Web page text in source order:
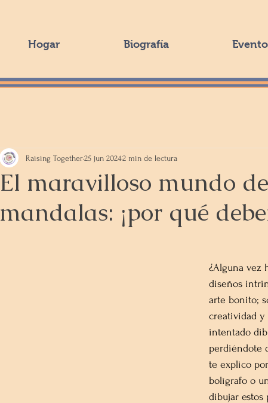
Hogar Biografía
El maravilloso mundo
mandalas: ¡por qué
Raising Together25 jun 20242 min de lectura
¿Alguna vez
diseños
arte bonito;
creatividad y
intentado
perdiéndote
te explico
bolígrafo o
dibujar estos